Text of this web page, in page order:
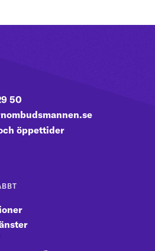
50
öppettider